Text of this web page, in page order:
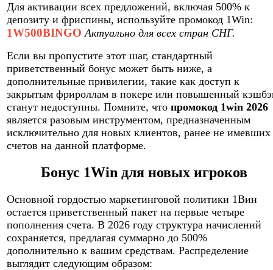
Для активации всех предложений, включая 500% к
депозиту и фриспины, используйте промокод 1Win:
1W500BINGO Актуально для всех стран СНГ.
Если вы пропустите этот шаг, стандартный
приветственный бонус может быть ниже, а
дополнительные привилегии, такие как доступ к
закрытым фрироллам в покере или повышенный
станут недоступны. Помните, что промокод 1win 2026
является разовым инструментом, предназначенным
исключительно для новых клиентов, ранее не имевших
счетов на данной платформе.
Бонус 1Win для новых игроков
Основной гордостью маркетинговой политики 1Вин
остается приветственный пакет на первые четыре
пополнения счета. В 2026 году структура начислений
сохраняется, предлагая суммарно до 500%
дополнительно к вашим средствам. Распределение
выглядит следующим образом: